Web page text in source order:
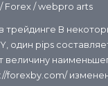
/ Forex/ webpro arts
трейдинге В
один pips
величину
forexby.com/